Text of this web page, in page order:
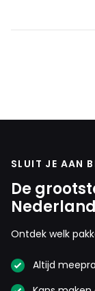
SLUIT JE AAN
De
Nederland
Ontdek welk
Altijd